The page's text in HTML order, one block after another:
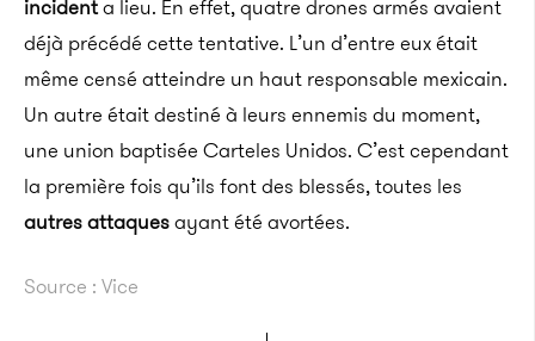
incidenta lieu. En effet, quatre drones armés avaient
déjà précédé cette tentative. L’un d’entre eux était
même censé atteindre un haut responsable mexicain.
Un autre était destiné à leurs ennemis du moment,
une union baptisée Carteles Unidos. C’est cependant
la première fois qu’ils font des blessés, toutes les
autres attaquesayant été avortées.
Source : Vice